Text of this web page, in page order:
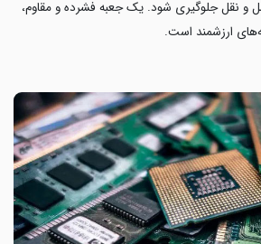
و نقل جلوگیری شود. یک جعبه فشرده و مقاوم،
ارزشمند است.